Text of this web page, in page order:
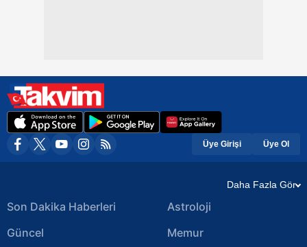
Üye Girişi Üye Ol
Daha Fazla Gör
Son Dakika Haberleri
Güncel
Astroloji
Memur